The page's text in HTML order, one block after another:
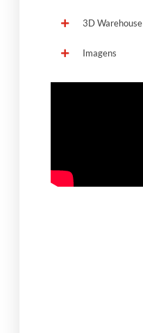
3D Warehouse
Imagens